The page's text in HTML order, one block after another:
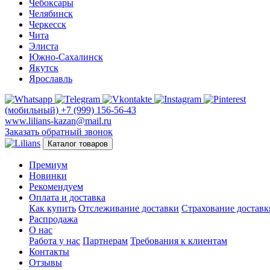
Чебоксары
Челябинск
Черкесск
Чита
Элиста
Южно-Сахалинск
Якутск
Ярославль
(мобильный) +7 (999) 156-56-43
www.lilians-kazan@mail.ru
Заказать обратный звонок
Каталог товаров
Премиум
Новинки
Рекомендуем
Оплата и доставка
Как купить Отслеживание доставки Страхование
Распродажа
О нас
Работа у нас Партнерам Требования к клиентам
Контакты
Отзывы